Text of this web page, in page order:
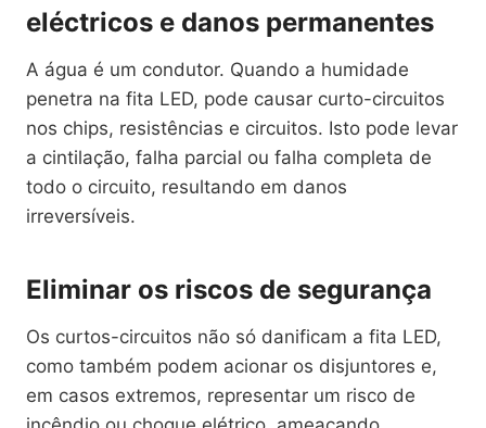
eléctricos e danos permanentes
A água é um condutor. Quando a humidade
penetra na fita LED, pode causar curto-circuitos
nos chips, resistências e circuitos. Isto pode levar
a cintilação, falha parcial ou falha completa de
todo o circuito, resultando em danos
irreversíveis.
Eliminar os riscos de segurança
Os curtos-circuitos não só danificam a fita LED,
como também podem acionar os disjuntores e,
em casos extremos, representar um risco de